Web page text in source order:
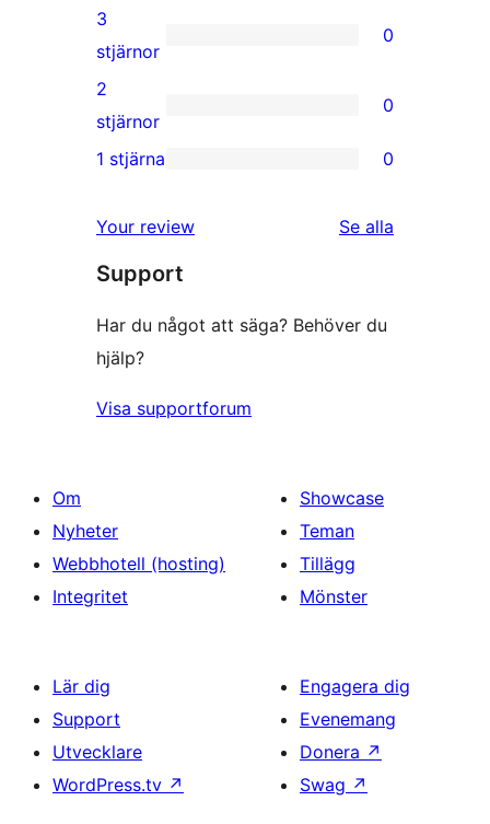
recensioner
4-
stjärniga
recensioner
0
3-
stjärniga
recensioner
3
stjärnor
0
0
2-
recensioner
2
stjärnor
0
stjärniga
recensioner
1 stjärna 0
Your review Se alla
Support
Har du något att säga? Behöver du
hjälp?
Visa supportforum
Om
Nyheter
Webbhotell (hosting)
Integritet
Showcase
Teman
Tillägg
Mönster
Lär dig
Support
Utvecklare
WordPress.tv ↗
Engagera dig
Evenemang
Donera ↗
Swag ↗